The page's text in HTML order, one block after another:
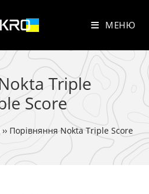
МЕНЮ
Triple
Score
›› Порівняння Nokta Triple Score